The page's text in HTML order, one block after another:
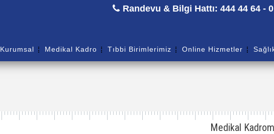
Randevu & Bilgi Hattı: 444 44 64 -
Kurumsal Medikal Kadro Tıbbi Birimlerimiz Online Hizmetler
Medikal